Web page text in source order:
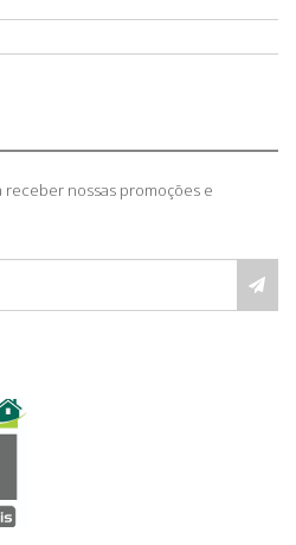
receber nossas promoções e